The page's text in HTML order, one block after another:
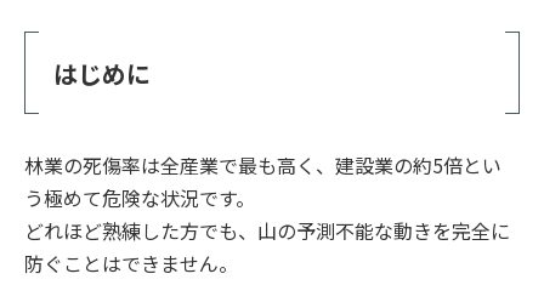
はじめに
林業の死傷率は全産業で最も高く、建設業の約5倍とい
う極めて危険な状況です。
どれほど熟練した方でも、山の予測不能な動きを完全に
防ぐことはできません。